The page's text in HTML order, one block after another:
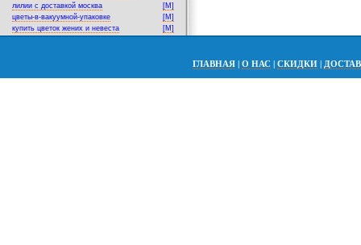
лилии с доставкой москва
[M]
цветы-в-вакуумной-упаковке
[M]
купить цветок жених и невеста
[M]
ГЛАВНАЯ | О НАС | СКИДКИ |